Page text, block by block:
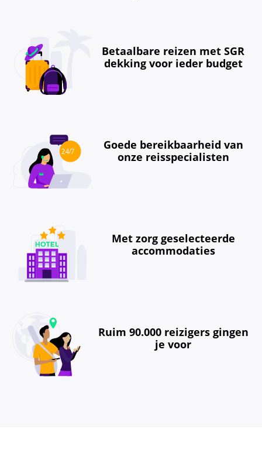
Betaalbare reizen met SGR
dekking voor ieder budget
Goede bereikbaarheid van
onze reisspecialisten
Met zorg geselecteerde
accommodaties
Ruim 90.000 reizigers gingen
je voor